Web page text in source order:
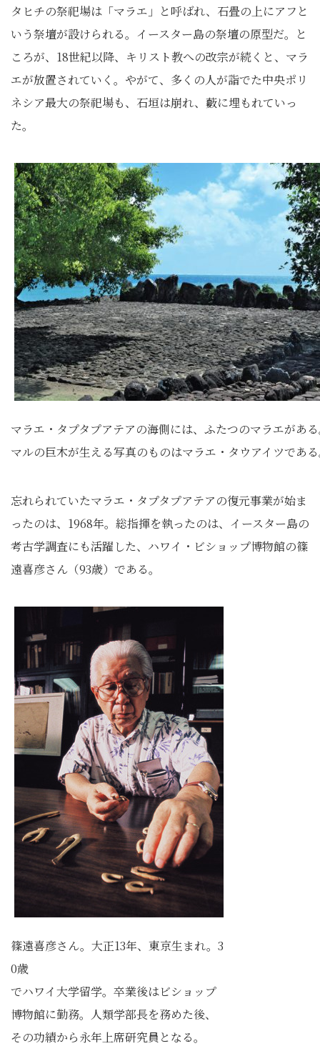
タヒチの祭祀場は「マラエ」と呼ばれ、石畳の上にアフと
いう祭壇が設けられる。イースター島の祭壇の原型だ。と
ころが、18世紀以降、キリスト教への改宗が続くと、マラ
エが放置されていく。やがて、多くの人が詣でた中央ポリ
ネシア最大の祭祀場も、石垣は崩れ、藪に埋もれていっ
た。
マラエ・タプタプアテアの海側には、ふたつのマラエがあ
マルの巨木が生える写真のものはマラエ・タウアイツであ
忘れられていたマラエ・タプタプアテアの復元事業が始ま
ったのは、1968年。総指揮を執ったのは、イースター島の
考古学調査にも活躍した、ハワイ・ビショップ博物館の篠
遠喜彦さん（93歳）である。
篠遠喜彦さん。大正13年、東京生まれ。3
0歳
でハワイ大学留学。卒業後はビショップ
博物館に勤務。人類学部長を務めた後、
その功績から永年上席研究員となる。